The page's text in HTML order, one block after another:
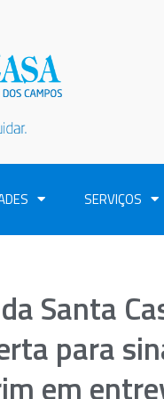
SERVIÇOS
Santa
para
em